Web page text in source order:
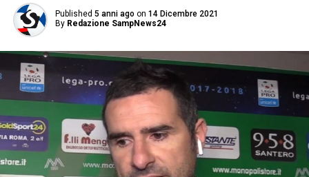
Published 5 anni ago on 14 Dicembre 2021
By Redazione SampNews24